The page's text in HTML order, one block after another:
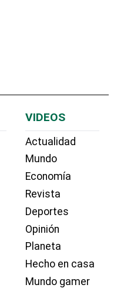
VIDEOS
Actualidad
Mundo
Economía
Revista
Deportes
Opinión
Planeta
Hecho en casa
Mundo gamer